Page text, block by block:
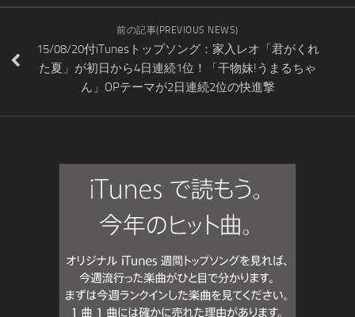
前の記事(PREVIOUS NEWS)
15/08/20付iTunesトップソング：家入レオ「君がくれ
た夏」が初日から4日連続1位！「干物妹!うまるちゃ
ん」OPテーマが2日連続2位の快進撃